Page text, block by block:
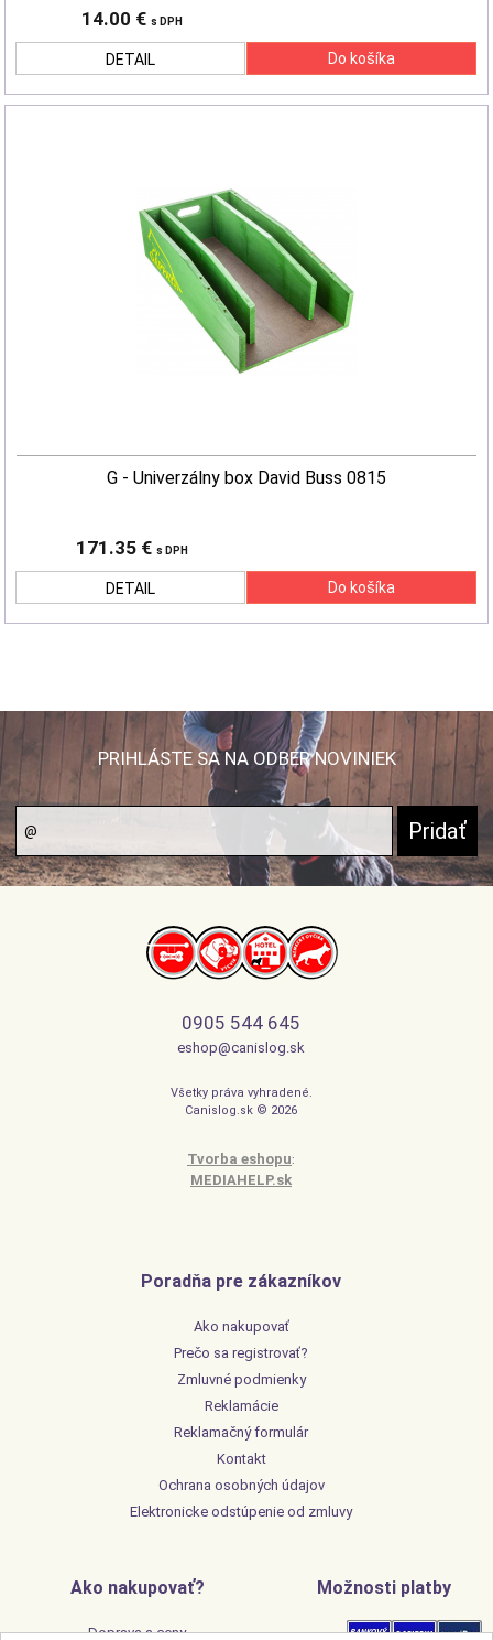
14.00 € s DPH
DETAIL
G - Univerzálny box David Buss 0815
171.35 € s DPH
DETAIL
PRIHLÁSTE SA NA ODBER NOVINIEK
0905 544 645
eshop@canislog.sk
Všetky práva vyhradené.
Canislog.sk © 2026
Tvorba eshopu:
MEDIAHELP.sk
Poradňa pre zákazníkov
Ako nakupovať
Prečo sa registrovať?
Zmluvné podmienky
Reklamácie
Reklamačný formulár
Kontakt
Ochrana osobných údajov
Elektronicke odstúpenie od zmluvy
Ako nakupovať?
Doprava a ceny
Možnosti platby